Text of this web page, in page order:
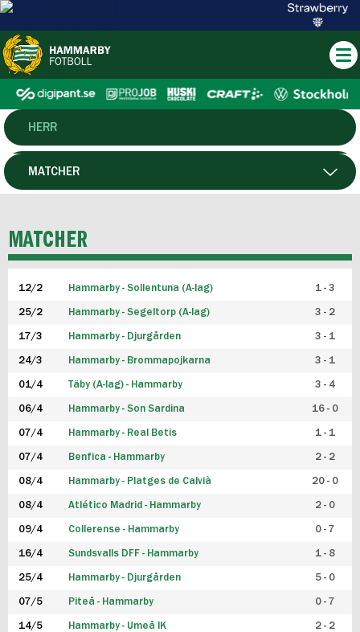
HERR
DAM
P19
F19
FUTSAL HERR
FUTSAL DAM
MATCHER
MATCHER
12/2 Hammarby - Sollentuna (A-lag) 1 - 3
25/2 Hammarby - Segeltorp (A-lag) 3 - 2
17/3 Hammarby - Djurgården 3 - 1
24/3 Hammarby - Brommapojkarna 3 - 1
01/4 Täby (A-lag) - Hammarby 3 - 4
06/4 Hammarby - Son Sardina 16 - 0
07/4 Hammarby - Real Betis 1 - 1
07/4 Benfica - Hammarby 2 - 2
08/4 Hammarby - Platges de Calvià 20 - 0
08/4 Atlético Madrid - Hammarby 2 - 0
09/4 Collerense - Hammarby 0 - 7
16/4 Sundsvalls DFF - Hammarby 1 - 8
25/4 Hammarby - Djurgården 5 - 0
07/5 Piteå - Hammarby 0 - 7
14/5 Hammarby - Umeå IK 2 - 2